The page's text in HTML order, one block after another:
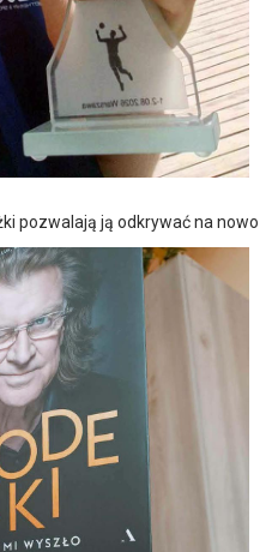
pozwalają ją odkrywać na nowo